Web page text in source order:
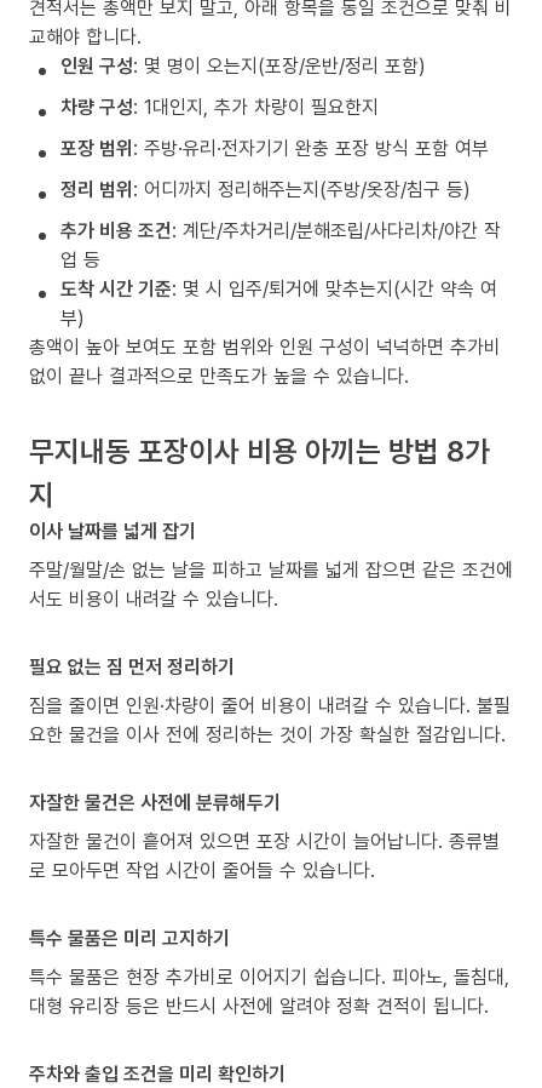
견적서는 총액만 보지 말고, 아래 항목을 동일 조건으로 맞춰 비
교해야 합니다.
인원 구성: 몇 명이 오는지(포장/운반/정리 포함)
차량 구성: 1대인지, 추가 차량이 필요한지
포장 범위: 주방·유리·전자기기 완충 포장 방식 포함 여부
정리 범위: 어디까지 정리해주는지(주방/옷장/침구 등)
추가 비용 조건: 계단/주차거리/분해조립/사다리차/야간 작
업 등
도착 시간 기준: 몇 시 입주/퇴거에 맞추는지(시간 약속 여
부)
총액이 높아 보여도 포함 범위와 인원 구성이 넉넉하면 추가비
없이 끝나 결과적으로 만족도가 높을 수 있습니다.
무지내동 포장이사 비용 아끼는 방법 8가
지
이사 날짜를 넓게 잡기
주말/월말/손 없는 날을 피하고 날짜를 넓게 잡으면 같은 조건에
서도 비용이 내려갈 수 있습니다.
필요 없는 짐 먼저 정리하기
짐을 줄이면 인원·차량이 줄어 비용이 내려갈 수 있습니다. 불필
요한 물건을 이사 전에 정리하는 것이 가장 확실한 절감입니다.
자잘한 물건은 사전에 분류해두기
자잘한 물건이 흩어져 있으면 포장 시간이 늘어납니다. 종류별
로 모아두면 작업 시간이 줄어들 수 있습니다.
특수 물품은 미리 고지하기
특수 물품은 현장 추가비로 이어지기 쉽습니다. 피아노, 돌침대,
대형 유리장 등은 반드시 사전에 알려야 정확 견적이 됩니다.
주차와 출입 조건을 미리 확인하기